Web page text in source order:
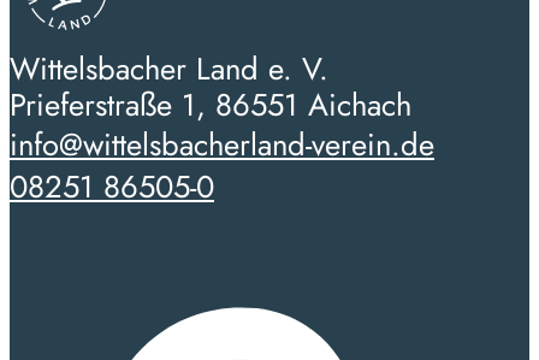
Wittelsbacher Land e. V.
Prieferstraße 1, 86551 Aichach
info@wittelsbacherland-verein.de
08251 86505-0